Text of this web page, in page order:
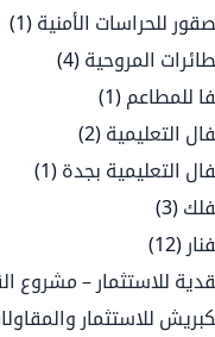
للحراسات الأمنية (1)
المروحية (4)
للمطاعم (1)
التعليمية (2)
التعليمية بجدة (1)
(3)
(12)
للاستثمار – مشروع
للاستثمار